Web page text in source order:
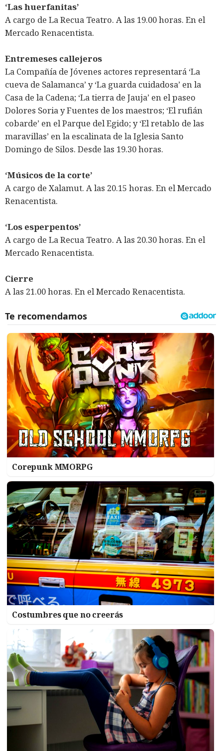
‘Las huerfanitas’
A cargo de La Recua Teatro. A las 19.00 horas. En el
Mercado Renacentista.
Entremeses callejeros
La Compañía de Jóvenes actores representará ‘La
cueva de Salamanca’ y ‘La guarda cuidadosa’ en la
Casa de la Cadena; ‘La tierra de Jauja’ en el paseo
Dolores Soria y Fuentes de los maestros; ‘El rufián
cobarde’ en el Parque del Egido; y ‘El retablo de las
maravillas’ en la escalinata de la Iglesia Santo
Domingo de Silos. Desde las 19.30 horas.
‘Músicos de la corte’
A cargo de Xalamut. A las 20.15 horas. En el Mercado
Renacentista.
‘Los esperpentos’
A cargo de La Recua Teatro. A las 20.30 horas. En el
Mercado Renacentista.
Cierre
A las 21.00 horas. En el Mercado Renacentista.
Corepunk MMORPG
Costumbres que no creerás